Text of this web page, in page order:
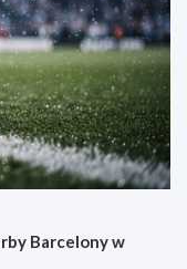
Barcelony w